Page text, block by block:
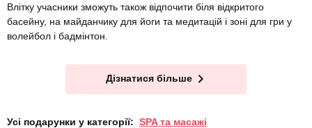
Влітку учасники зможуть також відпочити біля відкритого
басейну, на майданчику для йоги та медитацій і зоні для гри у
волейбол і бадмінтон.
Дізнатися більше
Усі подарунки у категорії: SPA та масажі